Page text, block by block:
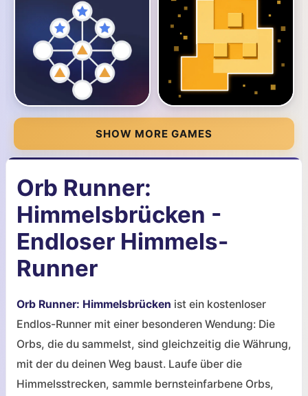
SHOW MORE GAMES
Orb Runner:
Himmelsbrücken -
Endloser Himmels-
Runner
Orb Runner: Himmelsbrücken ist ein kostenloser
Endlos-Runner mit einer besonderen Wendung: Die
Orbs, die du sammelst, sind gleichzeitig die Währung,
mit der du deinen Weg baust. Laufe über die
Himmelsstrecken, sammle bernsteinfarbene Orbs,